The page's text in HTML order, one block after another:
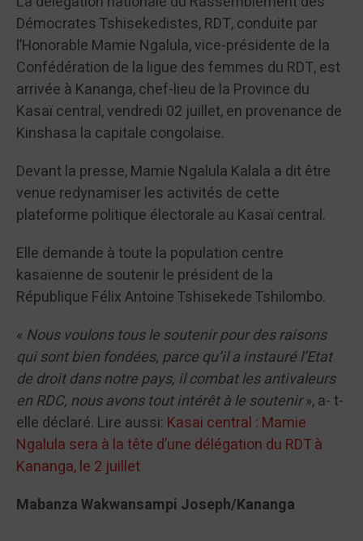
Démocrates Tshisekedistes, RDT, conduite par
l’Honorable Mamie Ngalula, vice-présidente de la
Confédération de la ligue des femmes du RDT, est
arrivée à Kananga, chef-lieu de la Province du
Kasaï central, vendredi 02 juillet, en provenance de
Kinshasa la capitale congolaise.
Devant la presse, Mamie Ngalula Kalala a dit être
venue redynamiser les activités de cette
plateforme politique électorale au Kasaï central.
Elle demande à toute la population centre
kasaïenne de soutenir le président de la
République Félix Antoine Tshisekede Tshilombo.
« Nous voulons tous le soutenir pour des raisons
qui sont bien fondées, parce qu’il a instauré l’Etat
de droit dans notre pays, il combat les antivaleurs
en RDC, nous avons tout intérêt à le soutenir», a- t-
elle déclaré. Lire aussi: Kasai central : Mamie
Ngalula sera à la tête d’une délégation du RDT à
Kananga, le 2 juillet
Mabanza Wakwansampi Joseph/Kananga